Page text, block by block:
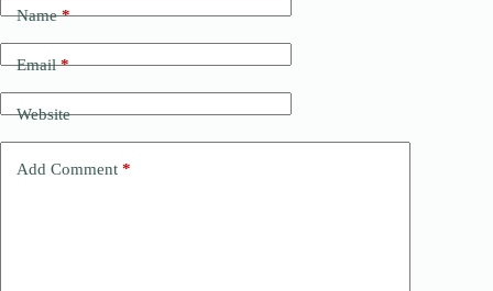
Name*
Email*
Website
Add Comment *